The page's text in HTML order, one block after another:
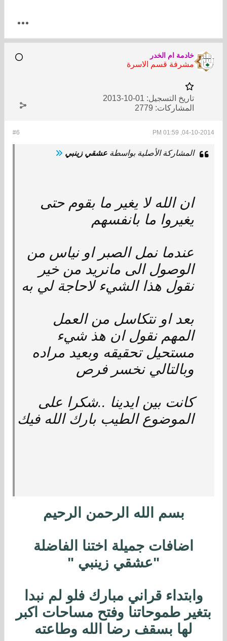
خادمة ام الخدر
مشرفة قسم الاسرة
تاريخ التسجيل: 01-10-2013
المشاركات: 2779
#6 04-10-2014, 01:59 PM
المشاركة الأصلية بواسطة عشقي زينبي
ان الله لا يغير ما بقوم حتى
يغيروا ما بانفسهم
عندما نمل الصبر او نياس من
الوصول الى مانريد من خير
نقول هذا الشيء لاحاجة لي به
بعد او نتكاسل من العمل
المهم نقول ان هذ شيء
مستحيل تحقيقه وبعيد مراده
وبالتالي نخسر فرص
كانت بين ايدينا ..شكرا على
الموضوع الطيب بارك الله فيك
بسم الله الرحمن الرحيم
اضافات جميلة اختنا الفاضلة
"عشقي زينبي "
وابتداء قراني مبارك فلو لم نبدا
بتغير طموحاتنا وفتح مساحات اكبر
لها بسقف رضا الله وطاعته